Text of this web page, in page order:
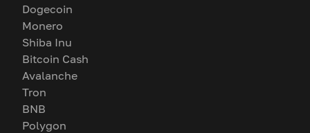
Dogecoin
Monero
Shiba Inu
Bitcoin Cash
Avalanche
Tron
BNB
Polygon